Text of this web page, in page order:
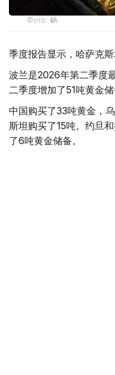
Фото: ӨзА
季度报告显示，哈萨克
波兰是2026年第二季度
二季度增加了51吨黄金储
中国购买了33吨黄金，
斯坦购买了15吨。约旦
了6吨黄金储备。